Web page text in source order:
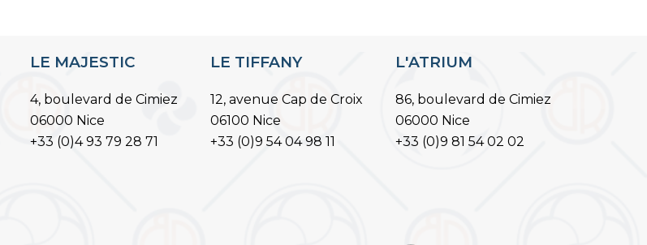
LE MAJESTIC
4, boulevard de Cimiez
06000 Nice
+33 (0)4 93 79 28 71
LE TIFFANY
12, avenue Cap de Croix
06100 Nice
+33 (0)9 54 04 98 11
L'ATRIUM
86, boulevard de Cimiez
06000 Nice
+33 (0)9 81 54 02 02